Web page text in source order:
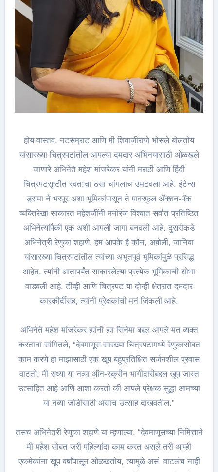
होय वास्तव, नटसम्राट आणि मी शिवाजीराजे भोसले बोलतोय
यांसारख्या चित्रपटांतील आपल्या दमदार अभिनयासाठी ओळखले
जाणारे अभिनेते महेश मांजरेकर यांनी मराठी आणि हिंदी
चित्रपटसृष्टीत स्वत:चा ठसा चांगलाच उमटवला आहे. इंटेन्स
ड्रामा ने भरपूर अशा भूमिकांपासून ते पावरफुल ॲक्शन-पॅक
व्यक्तिरेखा साकारत महेशजींनी मनोरंज विश्वात सर्वात प्रतिष्ठित
अभिनेत्यांपैकी एक अशी आपली जागा बनवली आहे. दुसरीकडे
अभिनेत्री रेणुका शहाणे, हम आपके है कौन, अबोली, जानिवा
यांसारख्या चित्रपटांतील त्यांच्या अभूतपूर्व भूमिकांमुळे प्रसिद्ध
आहेत, त्यांनी आतापर्यंत साकारलेल्या प्रत्येक भूमिकाची शोभा
वाडवली आहे. टीव्ही आणि चित्रपट या दोन्ही क्षेत्रात दमदार
कारकीर्दीसह, त्यांनी प्रेक्षकांची मनं जिंकली आहे.
अभिनेते महेश मांजरेकर ह्यांनी ह्या सिनेमा बद्दल आपले मत व्यक्त
करताना सांगितले, “देवमाणूस सारख्या चित्रपटामध्ये रेणुकासोबत
काम करणे हा माझासाठी एक खूप बहुप्रतिक्षित सर्जनशील प्रवास
वाटतो. मी सध्या या नव्या ऑन-स्क्रीन भागीदारीबद्दल खूप जास्त
उत्साहित आहे आणि आशा करतो की आपले प्रेक्षक सुद्धा आमच्या
या नव्या जोडीसाठी असाच उत्साह दाखवतील.”
तसच अभिनेत्री रेणुका शहाणे या म्हणाल्या, “देवमाणूसच्या निमित्ताने
मी महेश सोबत जरी पहिल्यांदा काम करत असले तरी आम्ही
एकमेकांना खूप वर्षांपासून ओळखतोय, त्यामुळे असं वाटलंच नाही